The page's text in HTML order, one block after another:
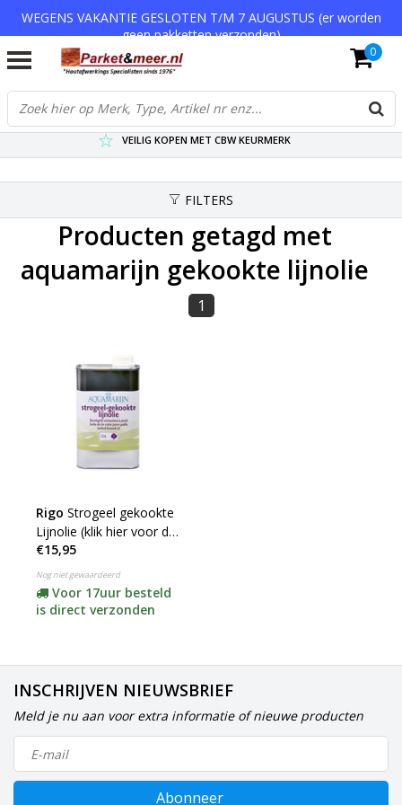
WEGENS VAKANTIE GESLOTEN T/M 7 AUGUSTUS (er worden
geen pakketten verzonden)
VERZENDKOSTEN € 7,95 (GRATIS VA €75,-)
SCHERPSTE PRIJZEN TOT WEL 75% KORTING !
VEILIG KOPEN MET CBW KEURMERK
0
FILTERS
Producten getagd met
aquamarijn gekookte lijnolie
1
Rigo Strogeel gekookte
Lijnolie (klik hier voor de
inhoud)
€15,95
Nog niet gewaardeerd
Voor 17uur besteld
is direct verzonden
INSCHRIJVEN NIEUWSBRIEF
Meld je nu aan voor extra informatie of nieuwe producten
Abonneer